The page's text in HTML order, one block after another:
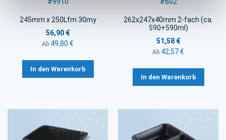
245mm x 250Lfm 30my
56,90 €
Ab 49,80 €
In den Warenkorb
262x247x40mm 2-fach (ca.
590+590ml)
51,58 €
Ab 42,57 €
In den Warenkorb